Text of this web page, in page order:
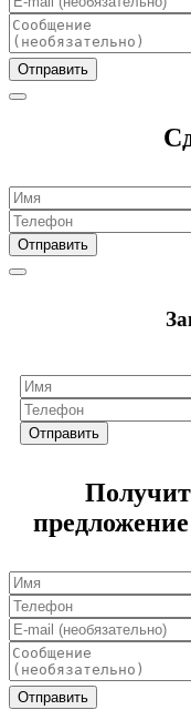
Отправить
Отправить
Отправить
Отправить